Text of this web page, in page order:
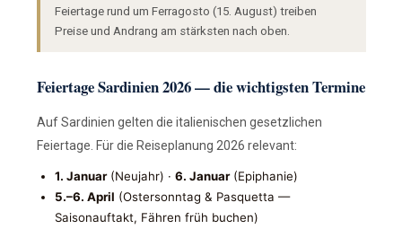
Feiertage rund um Ferragosto (15. August) treiben
Preise und Andrang am stärksten nach oben.
Feiertage Sardinien 2026 — die wichtigsten Termine
Auf Sardinien gelten die italienischen gesetzlichen
Feiertage. Für die Reiseplanung 2026 relevant:
1. Januar(Neujahr) · 6. Januar(Epiphanie)
5.–6. April (Ostersonntag & Pasquetta —
Saisonauftakt, Fähren früh buchen)